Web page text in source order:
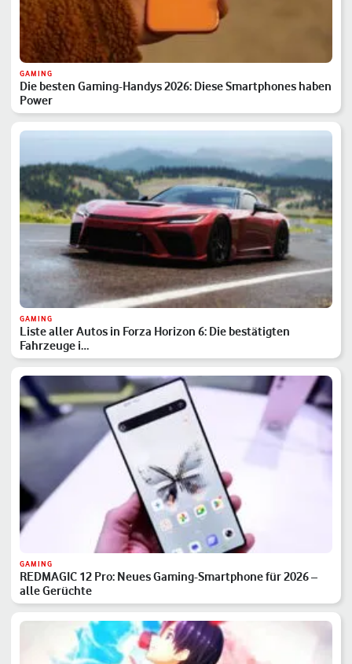
GAMING
Die besten Gaming-Handys 2026: Diese Smartphones haben
Power
GAMING
Liste aller Autos in Forza Horizon 6: Die bestätigten
Fahrzeuge i…
GAMING
REDMAGIC 12 Pro: Neues Gaming-Smartphone für 2026 –
alle Gerüchte